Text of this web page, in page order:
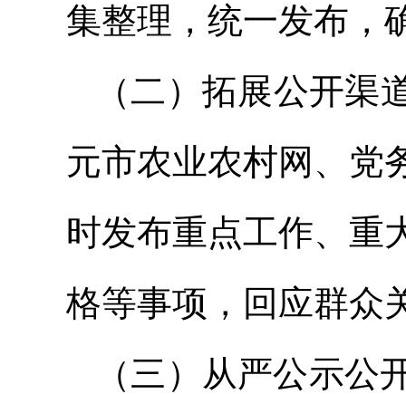
集整理，统一发布，
（二）拓展公开
元市农业农村网、党
时发布重点工作、重
格等事项，回应群众
（三）从严公示公